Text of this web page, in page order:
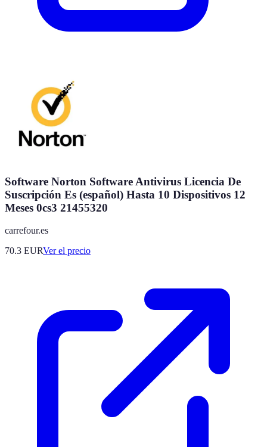
Software Norton Software Antivirus Licencia De
Suscripción Es (español) Hasta 10 Dispositivos 12
Meses 0cs3 21455320
carrefour.es
70.3 EURVer el precio